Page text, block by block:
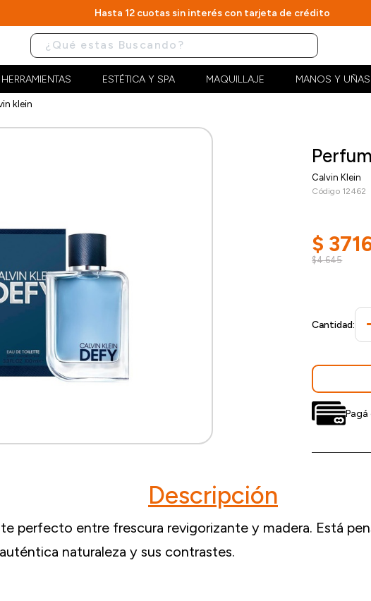
Hasta 12 cuotas sin interés con tarjeta de crédito
HERRAMIENTAS ESTÉTICA Y SPA MAQUILLAJE MANOS Y UÑAS
klein
Calvin Klein
Código 12462
$4.645
$
Cantidad:
Descripción
perfecto entre frescura revigorizante y madera. Está
naturaleza y sus contrastes.